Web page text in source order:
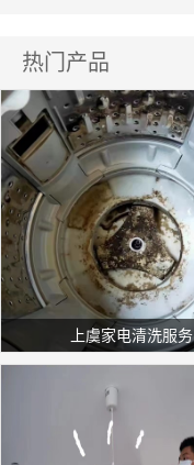
热门产品
上虞家电清洗服务